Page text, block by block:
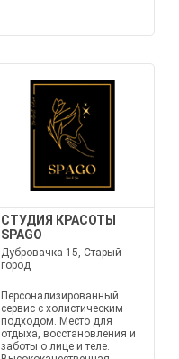
СТУДИЯ КРАСОТЫ
SPAGO
Дубровачка 15, Старый
город
Персонализированный
сервис с холистическим
подходом. Место для
отдыха, восстановления и
заботы о лице и теле.